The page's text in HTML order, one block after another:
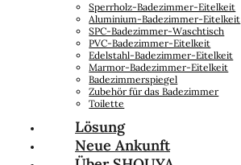
Sperrholz-Badezimmer-Eitelkeit
Aluminium-Badezimmer-Eitelkeit
SPC-Badezimmer-Waschtisch
PVC-Badezimmer-Eitelkeit
Edelstahl-Badezimmer-Eitelkeit
Marmor-Badezimmer-Eitelkeit
Badezimmerspiegel
Zubehör für das Badezimmer
Toilette
Lösung
Neue Ankunft